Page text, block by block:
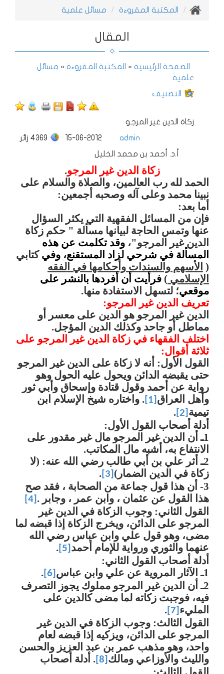
المكتبة المقروءة مسائل علمية
المقال
الصفحة الرئيسية » المكتبة المقروءة » مسائل
علمية
التصنيف
زكاة الدين غير المرجو
4369 زائر 15-06-2012
admin
أ.د. أحمد بن محمد الخليل
زكاة الدين غير المرجو.
الحمد لله رب العالمين، والصلاة والسلام على
نبينا محمد وعلى آله وصحبه أجمعين:
أما بعد:
فإن من المسائل الفقهية التي يكثر السؤال
عنها وتمس الحاجة لبيانها مسألة " حكم زكاة
الدين غير المرجو"، وقد تكلمت عن هذه
المسألة في شرحي لزاد المستقنع، وفيكتابي
( الأسهم والسندات وأحكامها في الفقه
الإسلامي ) فرأيت أن أفردها بالنشر على
موقعي؛ لتسهل الاستفادة منها.
تعريف الدين غير المرجو:
الدين غير المرجو هو الدين على معسر أو
مماطل أو جاحد وكذلك الدين المؤجل.
اختلف الفقهاء في زكاة الدين غير المرجو على
ثلاثة أقوال:
القول الأول: أنه لا زكاة على الدين غير المرجو
حتى يقبضه الدائن ويحول عليه الحول وهو
رواية عن أحمد وقول قتادة وإسحاق وأبي ثور
وأهل العراق [1]
. واختاره شيخ الإسلام ابن
تيمية [2]
.
أدلة أصحاب القول الأول:
1ـ أن الدين غير المرجو مال غير مقدور على
الانتفاع به، أشبه مال المكاتب.
2ـ أثر علي بن أبي طالب رضي الله عنه: (لا
زكاة في الدين الضمار) [3]
.
3- أن هذا قول جماعة من الصحابة ، فقد صح
هذا القول عن عثمان ، وابن عمر ، وجابر . [4]
القول الثاني: وجوب الزكاة في الدين غير
المرجو على الدائن، ويخرج الزكاة إذا قبضه لما
مضى، وهو قول علي وابن عباس رضي الله
عنهما والثوري ورواية للإمام أحمد [5]
.
أدلة أصحاب القول الثاني:
1ـ الآثار المروية عن علي وابن عباس
[6]
.
2ـ أن الدين غير المرجو مملوك يجوز التصرف
فيه، فوجبت زكاته لما مضى كالدين على
المليء [7]
.
القول الثالث: وجوب الزكاة في الدين غير
المرجو على الدائن، ويزكيه إذا قبضه لعام
واحد، وهو مذهب عمر بن عبد العزيز والحسن
والليث والأوزاعي ومالك [8]
. أدلة أصحاب